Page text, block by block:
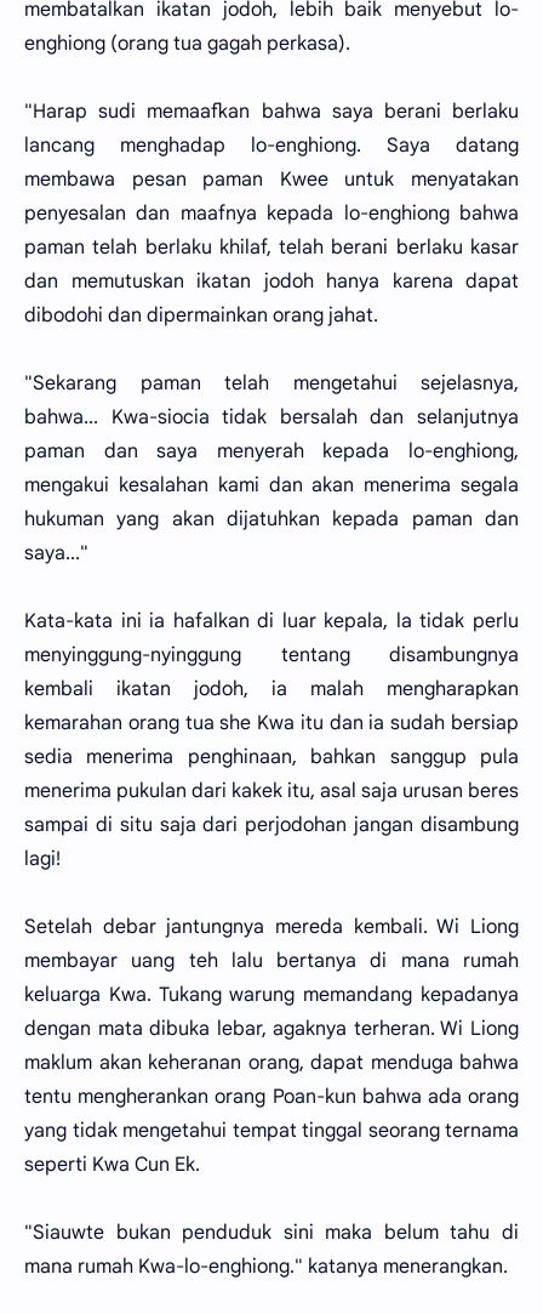
membatalkan ikatan jodoh, lebih baik menyebut lo-
enghiong (orang tua gagah perkasa).
"Harap sudi memaafkan bahwa saya berani berlaku
lancang menghadap lo-enghiong. Saya datang
membawa pesan paman Kwee untuk menyatakan
penyesalan dan maafnya kepada lo-enghiong bahwa
paman telah berlaku khilaf, telah berani berlaku kasar
dan memutuskan ikatan jodoh hanya karena dapat
dibodohi dan dipermainkan orang jahat.
"Sekarang paman telah mengetahui sejelasnya,
bahwa... Kwa-siocia tidak bersalah dan selanjutnya
paman dan saya menyerah kepada lo-enghiong,
mengakui kesalahan kami dan akan menerima segala
hukuman yang akan dijatuhkan kepada paman dan
saya..."
Kata-kata ini ia hafalkan di luar kepala, la tidak perlu
menyinggung-nyinggung tentang disambungnya
kembali ikatan jodoh, ia malah mengharapkan
kemarahan orang tua she Kwa itu dan ia sudah bersiap
sedia menerima penghinaan, bahkan sanggup pula
menerima pukulan dari kakek itu, asal saja urusan beres
sampai di situ saja dari perjodohan jangan disambung
lagi!
Setelah debar jantungnya mereda kembali. Wi Liong
membayar uang teh lalu bertanya di mana rumah
keluarga Kwa. Tukang warung memandang kepadanya
dengan mata dibuka lebar, agaknya terheran. Wi Liong
maklum akan keheranan orang, dapat menduga bahwa
tentu mengherankan orang Poan-kun bahwa ada orang
yang tidak mengetahui tempat tinggal seorang ternama
seperti Kwa Cun Ek.
"Siauwte bukan penduduk sini maka belum tahu di
mana rumah Kwa-lo-enghiong." katanya menerangkan.